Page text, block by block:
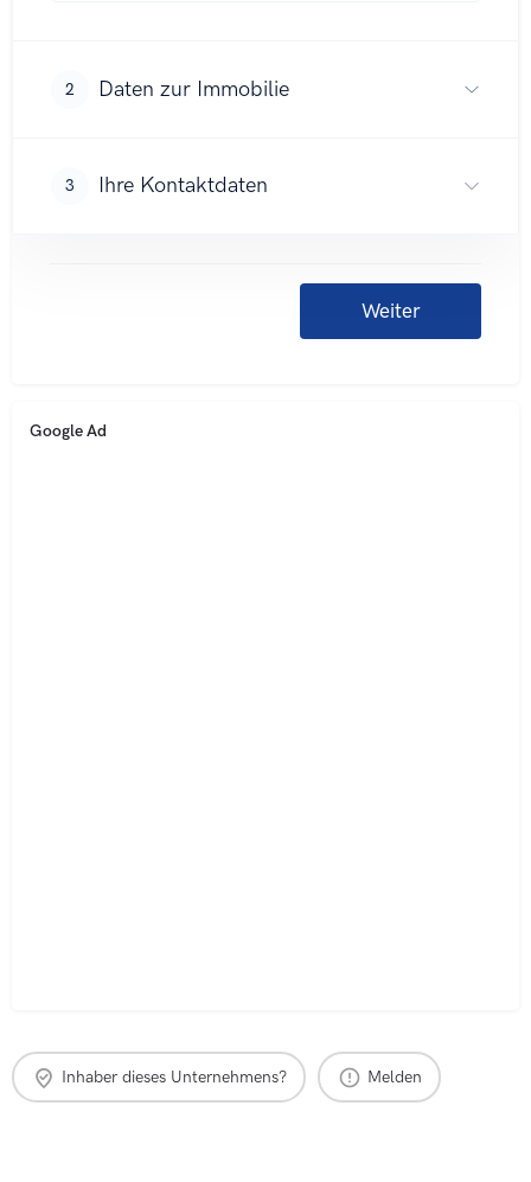
Inhaber dieses Unternehmens? Melden
Google Ad